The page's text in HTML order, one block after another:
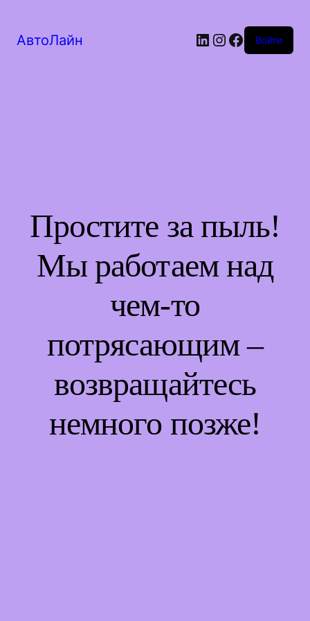
АвтоЛайн LinkedIn
Instagram
Facebook
Войти
Простите за пыль!
Мы работаем над
чем-то
потрясающим –
возвращайтесь
немного позже!